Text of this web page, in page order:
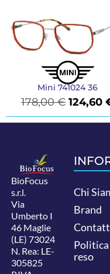
Mini 741024 36
178,00€ 124,60
BioFocus
s.r.l.
Via
Umberto I
46 Maglie
(LE) 73024
N. Rea: LE-
305825
Chi
Brand
reso